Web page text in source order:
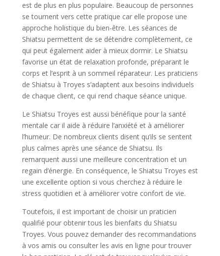
est de plus en plus populaire. Beaucoup de personnes
se tournent vers cette pratique car elle propose une
approche holistique du bien-être. Les séances de
Shiatsu permettent de se détendre complètement, ce
qui peut également aider à mieux dormir. Le Shiatsu
favorise un état de relaxation profonde, préparant le
corps et l’esprit à un sommeil réparateur. Les praticiens
de Shiatsu à Troyes s’adaptent aux besoins individuels
de chaque client, ce qui rend chaque séance unique.
Le Shiatsu Troyes est aussi bénéfique pour la santé
mentale car il aide à réduire l’anxiété et à améliorer
l’humeur. De nombreux clients disent qu’ils se sentent
plus calmes après une séance de Shiatsu. Ils
remarquent aussi une meilleure concentration et un
regain d’énergie. En conséquence, le Shiatsu Troyes est
une excellente option si vous cherchez à réduire le
stress quotidien et à améliorer votre confort de vie.
Toutefois, il est important de choisir un praticien
qualifié pour obtenir tous les bienfaits du Shiatsu
Troyes. Vous pouvez demander des recommandations
à vos amis ou consulter les avis en ligne pour trouver